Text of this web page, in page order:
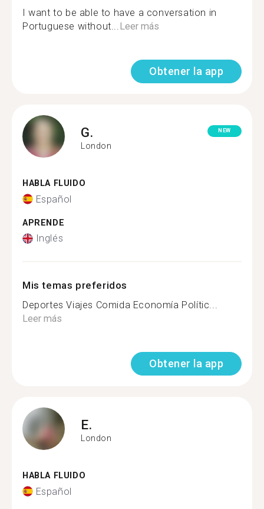
I want to be able to have a conversation in
Portuguese without...Leer más
Obtener la app
G.
London
NEW
HABLA FLUIDO
Español
APRENDE
Inglés
Mis temas preferidos
Deportes Viajes Comida Economía Polític...
Leer más
Obtener la app
E.
London
HABLA FLUIDO
Español